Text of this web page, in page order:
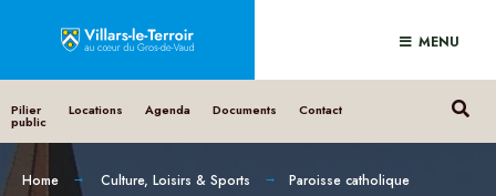
MENU
Pilier
public
Locations Agenda Documents Contact
Home Culture, Loisirs & Sports Paroisse catholique